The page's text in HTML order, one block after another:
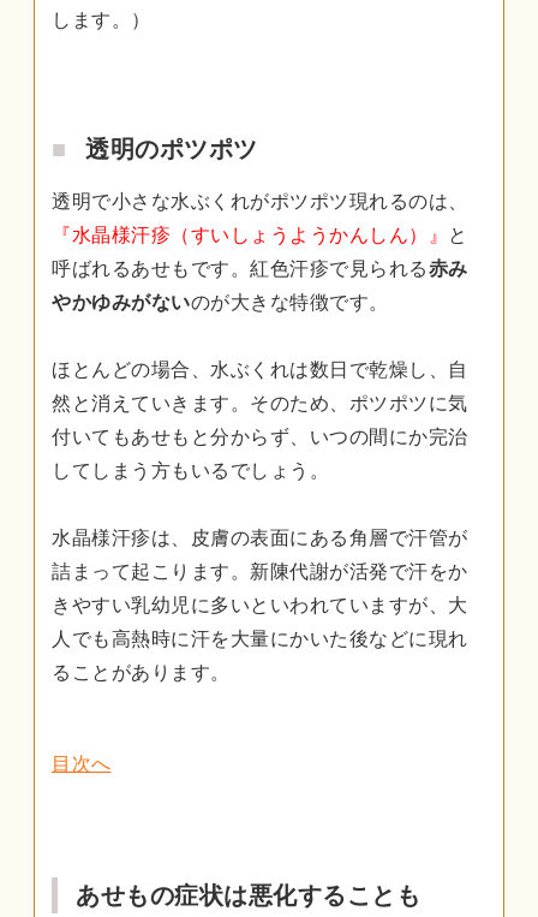
します。）
透明のポツポツ
透明で小さな水ぶくれがポツポツ現れるのは、
『水晶様汗疹（すいしょうようかんしん）』 と
呼ばれるあせもです。紅色汗疹で見られる赤み
やかゆみがないのが大きな特徴です。
ほとんどの場合、水ぶくれは数日で乾燥し、自
然と消えていきます。そのため、ポツポツに気
付いてもあせもと分からず、いつの間にか完治
してしまう方もいるでしょう。
水晶様汗疹は、皮膚の表面にある角層で汗管が
詰まって起こります。新陳代謝が活発で汗をか
きやすい乳幼児に多いといわれていますが、大
人でも高熱時に汗を大量にかいた後などに現れ
ることがあります。
目次へ
あせもの症状は悪化することも